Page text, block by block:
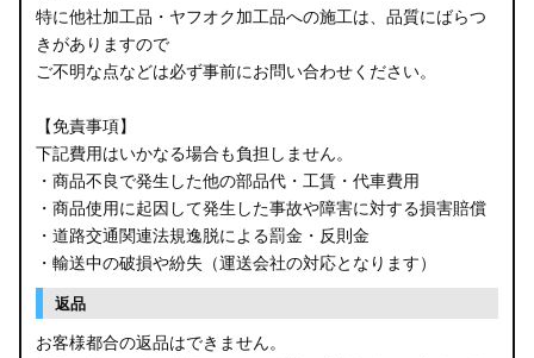
特に他社加工品・ヤフオク加工品への施工は、品質にばらつ
きがありますので
ご不明な点などは必ず事前にお問い合わせください。
【免責事項】
下記費用はいかなる場合も負担しません。
・商品不良で発生した他の部品代・工賃・代車費用
・商品使用に起因して発生した事故や障害に対する損害賠償
・道路交通関連法規逸脱による罰金・反則金
・輸送中の破損や紛失（運送会社の対応となります）
返品
お客様都合の返品はできません。